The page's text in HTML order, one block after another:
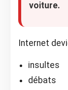
voiture.
Internet
insultes
débats